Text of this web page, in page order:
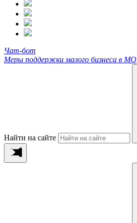
Чат-бот
Меры поддержки малого бизнеса в МО
Найти на сайте